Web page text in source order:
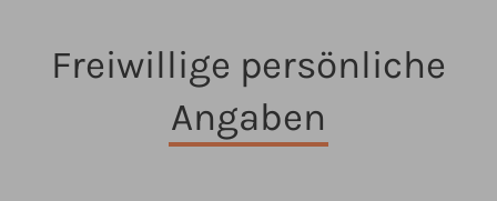
Freiwillige persönliche
Angaben